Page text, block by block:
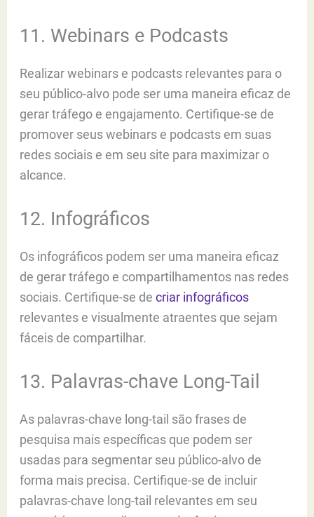
11. Webinars e Podcasts
Realizar webinars e podcasts relevantes para o
seu público-alvo pode ser uma maneira eficaz de
gerar tráfego e engajamento. Certifique-se de
promover seus webinars e podcasts em suas
redes sociais e em seu site para maximizar o
alcance.
12. Infográficos
Os infográficos podem ser uma maneira eficaz
de gerar tráfego e compartilhamentos nas redes
sociais. Certifique-se decriar infográficos
relevantes e visualmente atraentes que sejam
fáceis de compartilhar.
13. Palavras-chave Long-Tail
As palavras-chave long-tail são frases de
pesquisa mais específicas que podem ser
usadas para segmentar seu público-alvo de
forma mais precisa. Certifique-se de incluir
palavras-chave long-tail relevantes em seu